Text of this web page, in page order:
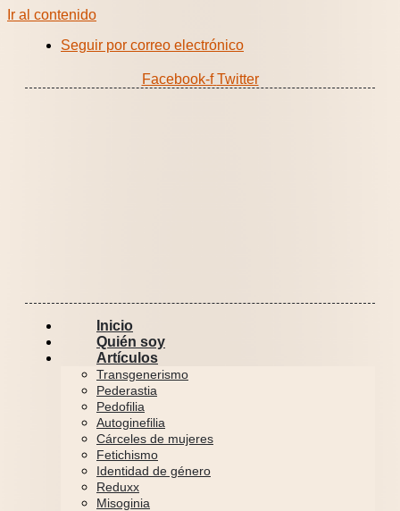
Ir al contenido
Seguir por correo electrónico
Facebook-f Twitter
Inicio
Quién soy
Artículos
Transgenerismo
Pederastia
Pedofilia
Autoginefilia
Cárceles de mujeres
Fetichismo
Identidad de género
Reduxx
Misoginia